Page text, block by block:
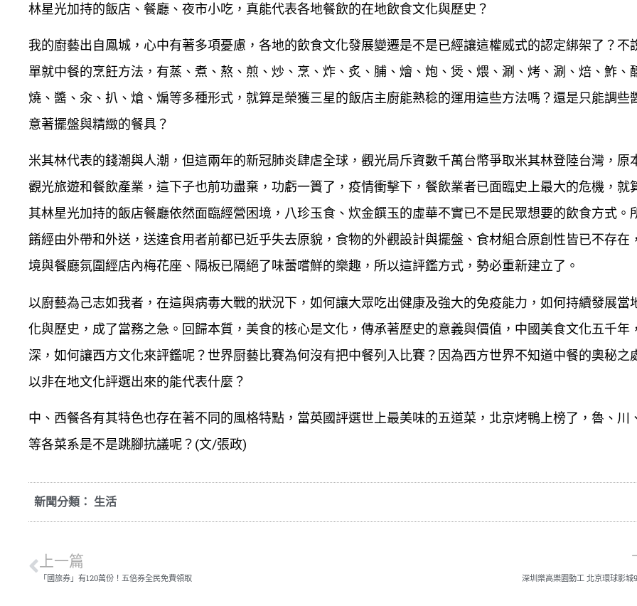
林星光加持的飯店、餐廳、夜市小吃，真能代表各地餐飲的在地飲食文化與歷史？
我的廚藝出自鳳城，心中有著多項憂慮，各地的飲食文化發展變遷是不是已經讓這權威式的認定綁架了？不
單就中餐的烹飪方法，有蒸、煮、熬、煎、炒、烹、炸、炙、脯、燴、炮、煲、煨、涮、烤、涮、焙、鮓、
燒、醬、汆、扒、熗、煸等多種形式，就算是榮獲三星的飯店主廚能熟稔的運用這些方法嗎？還是只能調些
意著擺盤與精緻的餐具？
米其林代表的錢潮與人潮，但這兩年的新冠肺炎肆虐全球，觀光局斥資數千萬台幣爭取米其林登陸台灣，原
觀光旅遊和餐飲產業，這下子也前功盡棄，功虧一簣了，疫情衝擊下，餐飲業者已面臨史上最大的危機，就
其林星光加持的飯店餐廳依然面臨經營困境，八珍玉食、炊金饌玉的虛華不實已不是民眾想要的飲食方式。
餚經由外帶和外送，送達食用者前都已近乎失去原貌，食物的外觀設計與擺盤、食材組合原創性皆已不存在
境與餐廳氛圍經店內梅花座、隔板已隔絕了味蕾嚐鮮的樂趣，所以這評鑑方式，勢必重新建立了。
以廚藝為己志如我者，在這與病毒大戰的狀況下，如何讓大眾吃出健康及強大的免疫能力，如何持續發展當
化與歷史，成了當務之急。回歸本質，美食的核心是文化，傳承著歷史的意義與價值，中國美食文化五千年
深，如何讓西方文化來評鑑呢？世界厨藝比賽為何沒有把中餐列入比賽？因為西方世界不知道中餐的奧秘之
以非在地文化評選出來的能代表什麼？
中、西餐各有其特色也存在著不同的風格特點，當英國評選世上最美味的五道菜，北京烤鴨上榜了，魯、川
等各菜系是不是跳腳抗議呢？(文/張政)
新聞分類： 生活
上一篇
「國旅券」有120萬份！五倍券全民免費領取 深圳樂高樂園動工 北京環球影